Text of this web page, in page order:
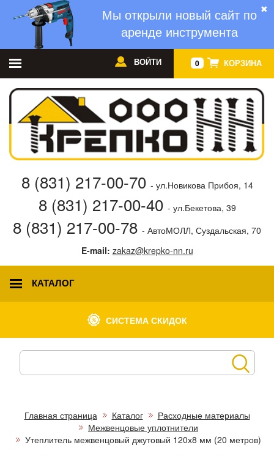
✖
Мы открыли новый сайт по
аренде инструмента
0 КОРЗИНА
ВОЙТИ
8 (831) 217-00-70 - ул.Новикова Прибоя, 14
8 (831) 217-00-40 - ул.Бекетова, 39
8 (831) 217-00-78 - АвтоМОЛЛ, Суздальская, 70
E-mail: zakaz@krepko-nn.ru
КАТАЛОГ
СИСТЕМА СКИДОК
Главная страница Каталог
Расходные материалы
Межвенцовые уплотнители
Утеплитель межвенцовый джутовый 120х8 мм (20 метров)